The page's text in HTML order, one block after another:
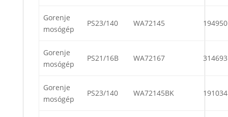
Gorenje
mosógép
PS23/140 WA72145 194950
Gorenje
mosógép
PS21/16B WA72167 314693
Gorenje
mosógép
PS23/140 WA72145BK 191034